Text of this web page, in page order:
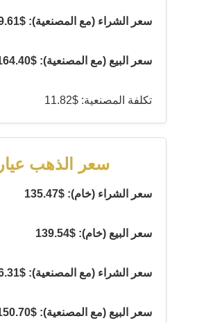
سعر الشراء (مع المصنعية): $159.61
سعر البيع (مع المصنعية): $164.40
تكلفة المصنعية: $11.82
سعر الذهب عيار 22
سعر الشراء (خام): $135.47
سعر البيع (خام): $139.54
سعر الشراء (مع المصنعية): $146.31
سعر البيع (مع المصنعية): $150.70